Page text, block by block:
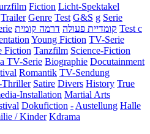
Fiction Licht-Spektakel
Trailer Genre Test G&S g Serie
קומדיית פעולה דרמה קומית
Test c
Young Fiction TV-Serie
Fiction Tanzfilm Science-Fiction
TV-Serie Biographie Docutainment
Romantik TV-Sendung
Satire Divers History True
Installation Martial Arts
Dokufiction - Austellung Halle
/ Kinder Kdrama